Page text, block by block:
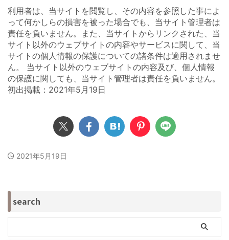
利用者は、当サイトを閲覧し、その内容を参照した事によ
って何かしらの損害を被った場合でも、当サイト管理者は
責任を負いません。また、当サイトからリンクされた、当
サイト以外のウェブサイトの内容やサービスに関して、当
サイトの個人情報の保護についての諸条件は適用されませ
ん。 当サイト以外のウェブサイトの内容及び、個人情報
の保護に関しても、当サイト管理者は責任を負いません。
初出掲載：2021年5月19日
2021年5月19日
search